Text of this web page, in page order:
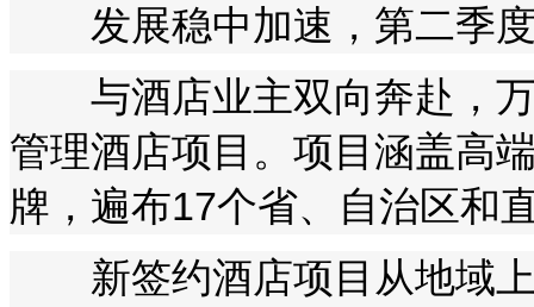
发展稳中加速，第二季度
与酒店业主双向奔赴，万
管理酒店项目。项目涵盖高
牌，遍布17个省、自治区和
新签约酒店项目从地域上